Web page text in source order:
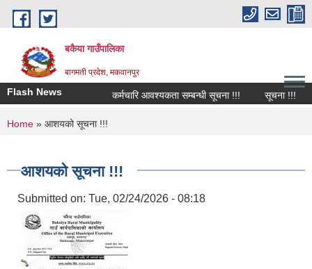
Skip to main content
बकैया गाउँपालिका
बागमती प्रदेश, मकवानपुर
Flash News कर्मचारि आवश्यकता सम्बन्धी सूचना !!! सूचना !!!
You are here
Home » आशयको सूचना !!!
आशयको सूचना !!!
Submitted on: Tue, 02/24/2026 - 08:18